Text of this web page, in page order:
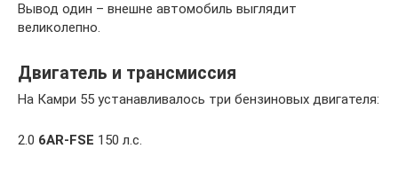
Вывод один – внешне автомобиль выглядит
великолепно.
Двигатель и трансмиссия
На Камри 55 устанавливалось три бензиновых двигателя:
2.0 6AR-FSE 150 л.с.